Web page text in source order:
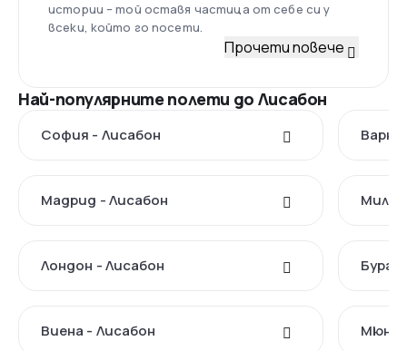
истории – той оставя частица от себе си у
всеки, който го посети.
Прочети повече
Най-популярните полети до Лисабон
София - Лисабон Варна
Мадрид - Лисабон
Лондон - Лисабон
Виена - Лисабон